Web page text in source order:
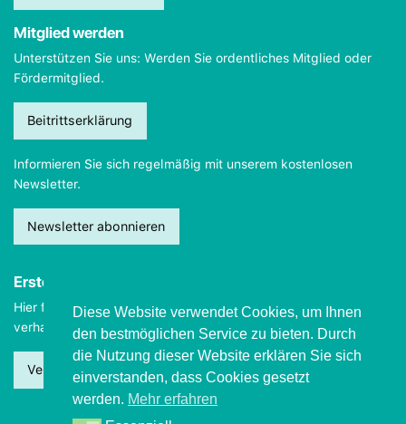
Mitglied werden
Unterstützen Sie uns: Werden Sie ordentliches Mitglied oder
Fördermitglied.
Beitrittserklärung
Informieren Sie sich regelmäßig mit unserem kostenlosen
Newsletter.
Newsletter abonnieren
Erste Hilfe
Hier finden Sie wichtige Informationen, wie Sie sichim Notfall
verhalten sollten.
Verhalten beim Grand mal
Diese Website verwendet Cookies, um Ihnen
den bestmöglichen Service zu bieten. Durch
die Nutzung dieser Website erklären Sie sich
einverstanden, dass Cookies gesetzt
werden. Mehr erfahren